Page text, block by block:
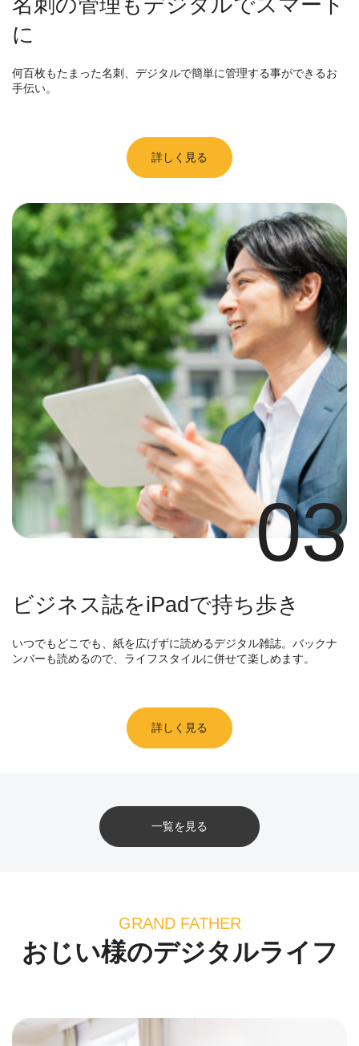
に
何百枚もたまった名刺、デジタルで簡単に管理する事ができるお
手伝い。
詳しく見る
03
ビジネス誌をiPadで持ち歩き
いつでもどこでも、紙を広げずに読めるデジタル雑誌。バックナ
ンバーも読めるので、ライフスタイルに併せて楽しめます。
詳しく見る
一覧を見る
GRAND FATHER
おじい様のデジタルライフ